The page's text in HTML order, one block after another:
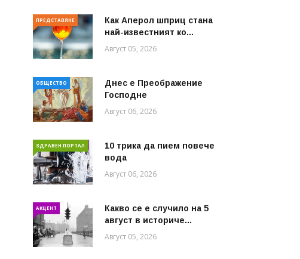
ПРЕДСТАВЯНЕ
Как Аперол шприц стана
най-известният ко...
Август 05, 2026
ОБЩЕСТВО
Днес е Преображение
Господне
Август 06, 2026
ЗДРАВЕН ПОРТАЛ
10 трика да пием повече
вода
Август 06, 2026
АКЦЕНТ
Какво се е случило на 5
август в историче...
Август 05, 2026